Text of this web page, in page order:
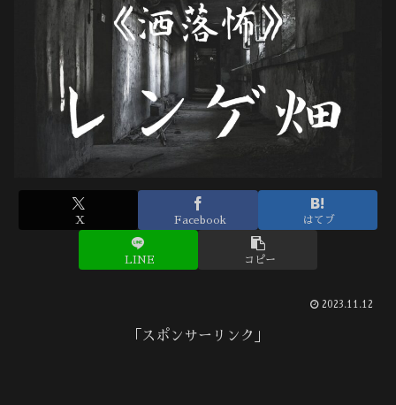
X Facebook はてブ
LINE コピー
2023.11.12
「スポンサーリンク」